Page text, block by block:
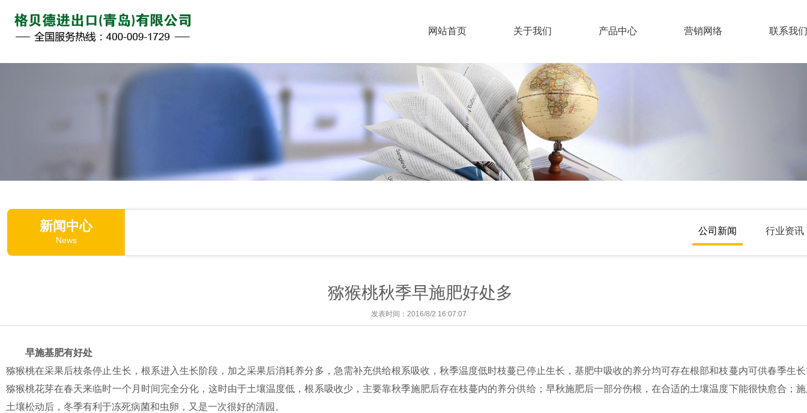
网站首页 关于我们
企业概况
组织机构
企业文化
产品中心
有机肥
营销网络 联系我们
新闻中心
News
公司新闻 行业资讯
猕猴桃秋季早施肥好处多
发表时间：2016/8/2 16:07:07
早施基肥有好处
猕猴桃在采果后枝条停止生长，根系进入生长阶段，加之采果后消耗养分多，急需补充供给根系吸收，秋季温度低时枝蔓已停止生长，基肥中吸收的养分均可存在根部和枝蔓内可供春季生
猕猴桃花芽在春天来临时一个月时间完全分化，这时由于土壤温度低，根系吸收少，主要靠秋季施肥后存在枝蔓内的养分供给；早秋施肥后一部分伤根，在合适的土壤温度下能很快愈合；
土壤松动后，冬季有利于冻死病菌和虫卵，又是一次很好的清园。